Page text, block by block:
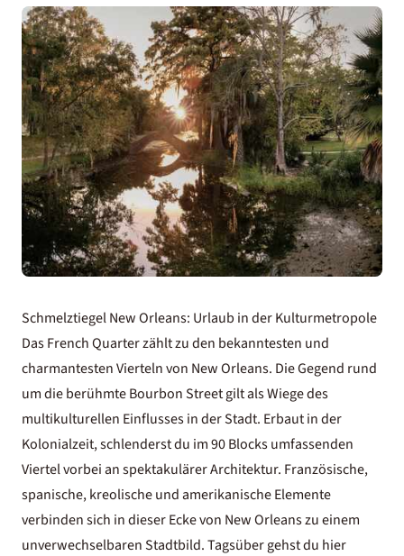
Schmelztiegel New Orleans: Urlaub in der Kulturmetropole
Das French Quarter zählt zu den bekanntesten und
charmantesten Vierteln von New Orleans. Die Gegend rund
um die berühmte Bourbon Street gilt als Wiege des
multikulturellen Einflusses in der Stadt. Erbaut in der
Kolonialzeit, schlenderst du im 90 Blocks umfassenden
Viertel vorbei an spektakulärer Architektur. Französische,
spanische, kreolische und amerikanische Elemente
verbinden sich in dieser Ecke von New Orleans zu einem
unverwechselbaren Stadtbild. Tagsüber gehst du hier